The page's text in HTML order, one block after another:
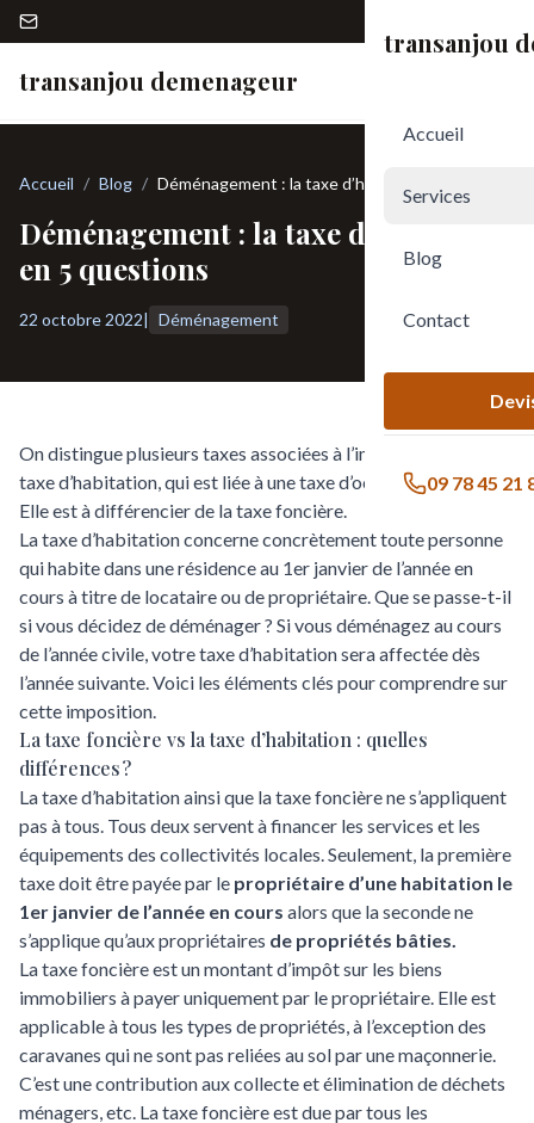
transanjou demenageur
transanjou
Accueil
Services
Blog
Contact
09 78 45 21
Accueil Blog
Déménagement : la taxe d’habitation en 5
Déménagement : la taxe d’habitation
en 5 questions
22 octobre 2022| Déménagement
On distingue plusieurs taxes associées à l’immobilier, dont la
taxe d’habitation, qui est liée à une taxe d’occupation du bien.
Elle est à différencier de la taxe foncière.
La taxe d’habitation concerne concrètement toute personne
qui habite dans une résidence au 1er janvier de l’année en
cours à titre de locataire ou de propriétaire. Que se passe-t-il
si vous décidez de déménager ? Si vous déménagezau cours
de l’année civile, votre taxe d’habitation sera affectée dès
l’année suivante. Voici les éléments clés pour comprendre sur
cette imposition.
La taxe foncière vs la taxe d’habitation : quelles
différences ?
La taxe d’habitation ainsi que la taxe foncière ne s’appliquent
pas à tous. Tous deux servent à financer les services et les
équipements des collectivités locales. Seulement, la première
taxe doit être payée par le propriétaire d’une habitation le
1er janvier de l’année en cours alors que la seconde ne
s’applique qu’aux propriétaires de propriétés bâties.
La taxe foncière est un montant d’impôt sur les biens
immobiliers à payer uniquement par le propriétaire. Elle est
applicable à tous les types de propriétés, à l’exception des
caravanes qui ne sont pas reliées au sol par une maçonnerie.
C’est une contribution aux collecte et élimination de déchets
ménagers, etc. La taxe foncière est due par tous les